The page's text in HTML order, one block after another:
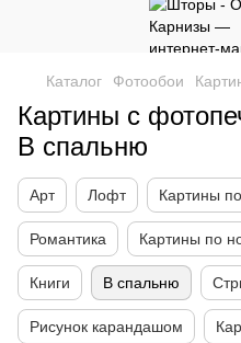
Каталог Фотообои
Картины с
В спальню
Арт Лофт Картины
Романтика Картины по
Книги В спальню
Рисунок карандашом